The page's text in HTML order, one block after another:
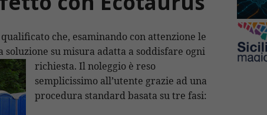
che, esaminando con attenzione le
su misura adatta a soddisfare ogni
richiesta. Ilnoleggio è reso
semplicissimo all’utente grazie ad una
procedura standard basata su tre fasi: